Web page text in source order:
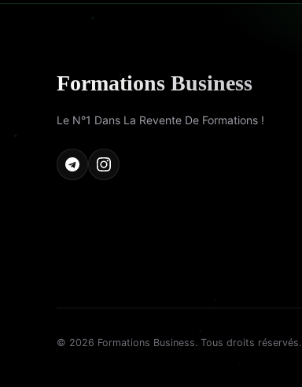
Formations Business
Le N°1 Dans La Revente De Formations !
© 2026 Formations Business. Tous droits réservés.